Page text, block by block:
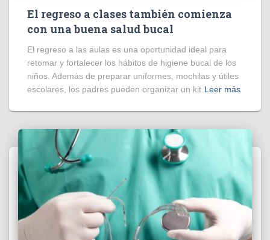
El regreso a clases también comienza
con una buena salud bucal
El regreso a las aulas es una oportunidad ideal para
retomar y fortalecer los hábitos de higiene bucal de los
niños. Además de preparar uniformes, mochilas y útiles
escolares, los padres pueden organizar un kit Leer más